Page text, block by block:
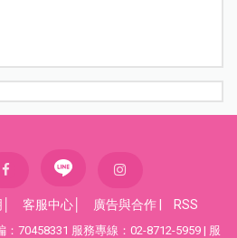
客服中心 廣告與合作 RSS
70458331 服務專線：02-8712-5959 | 服